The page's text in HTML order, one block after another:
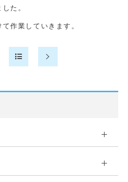
た。
作業していきます。